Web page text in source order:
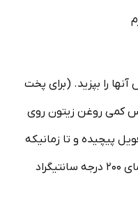
را بپزید. (برای پخت
کمی روغن زیتون روی
پیچیده و تا زمانیکه
کاملاً پخته شوند داخل فر با دمای ۲۰۰ درجه سانتیگراد